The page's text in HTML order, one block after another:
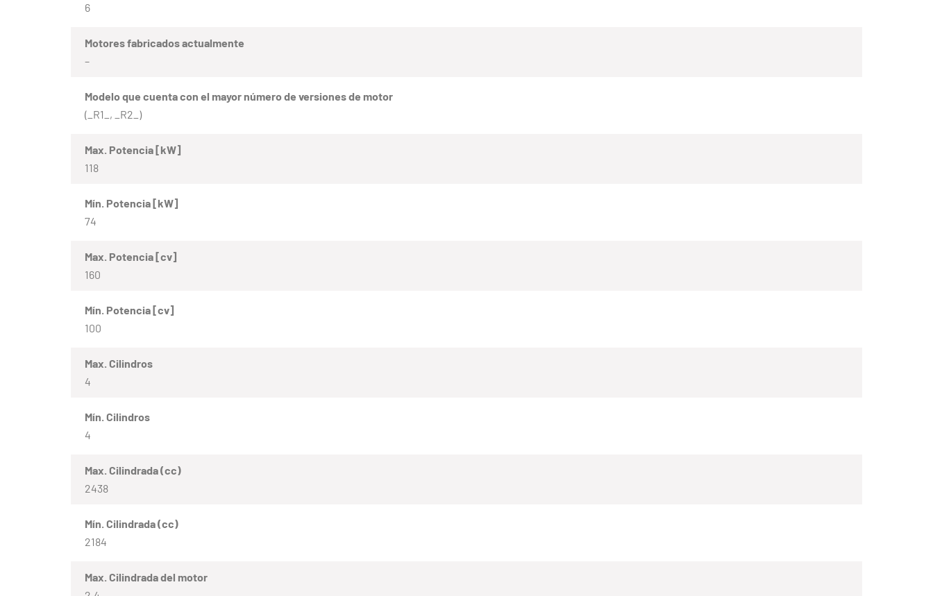
6
Motores fabricados actualmente
–
Modelo que cuenta con el mayor número de versiones de motor
(_R1_, _R2_)
Max. Potencia [kW]
118
Mín. Potencia [kW]
74
Max. Potencia [cv]
160
Mín. Potencia [cv]
100
Max. Cilindros
4
Mín. Cilindros
4
Max. Cilindrada (cc)
2438
Mín. Cilindrada (cc)
2184
Max. Cilindrada del motor